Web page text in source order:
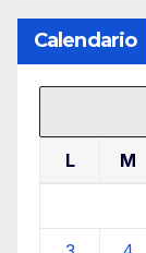
Calendario
L M